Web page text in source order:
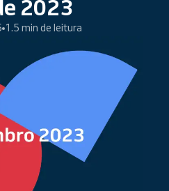
2023
1.5 min de leitura